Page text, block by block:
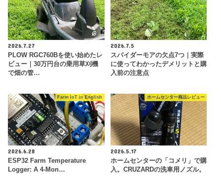
2026.7.27
PLOW RGC760Bを使い始めたレ
ビュー｜30万円台の乗用草刈機
で畑の管…
2026.7.5
スパイダーモアの欠点7つ｜実際
に使ってわかったデメリットと購
入前の注意点
Farm IoT in English
2026.6.28
ESP32 Farm Temperature
Logger: A 4-Mon…
ホームセンター商品レビュー
2026.5.17
ホームセンターの「コメリ」で購
入。CRUZARDの洗車用ノズル。